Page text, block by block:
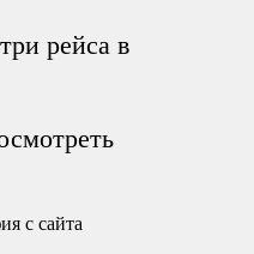
рейса в